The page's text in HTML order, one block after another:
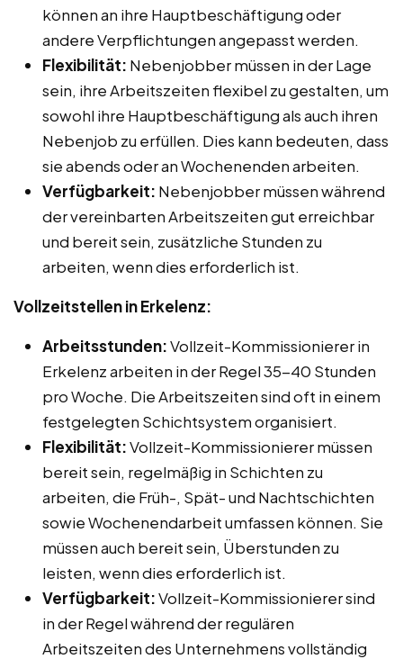
können an ihre Hauptbeschäftigung oder
andere Verpflichtungen angepasst werden.
Flexibilität: Nebenjobber müssen in der Lage
sein, ihre Arbeitszeiten flexibel zu gestalten, um
sowohl ihre Hauptbeschäftigung als auch ihren
Nebenjob zu erfüllen. Dies kann bedeuten, dass
sie abends oder an Wochenenden arbeiten.
Verfügbarkeit: Nebenjobber müssen während
der vereinbarten Arbeitszeiten gut erreichbar
und bereit sein, zusätzliche Stunden zu
arbeiten, wenn dies erforderlich ist.
Vollzeitstellen in Erkelenz:
Arbeitsstunden:Vollzeit-Kommissionierer in
Erkelenz arbeiten in der Regel 35-40 Stunden
pro Woche. Die Arbeitszeiten sind oft in einem
festgelegten Schichtsystem organisiert.
Flexibilität:Vollzeit-Kommissionierer müssen
bereit sein, regelmäßig in Schichten zu
arbeiten, die Früh-, Spät- und Nachtschichten
sowie Wochenendarbeit umfassen können. Sie
müssen auch bereit sein, Überstunden zu
leisten, wenn dies erforderlich ist.
Verfügbarkeit:Vollzeit-Kommissionierer sind
in der Regel während der regulären
Arbeitszeiten des Unternehmens vollständig